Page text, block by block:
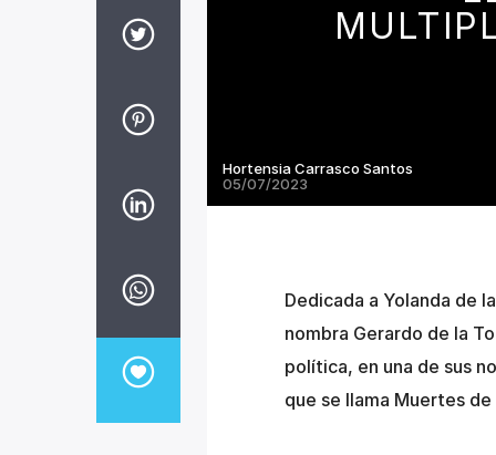
Hortensia Carrasco Santos
05/07/2023
Dedicada a Yolanda de
nombra Gerardo de la
política, en una de sus
que se llama Muertes